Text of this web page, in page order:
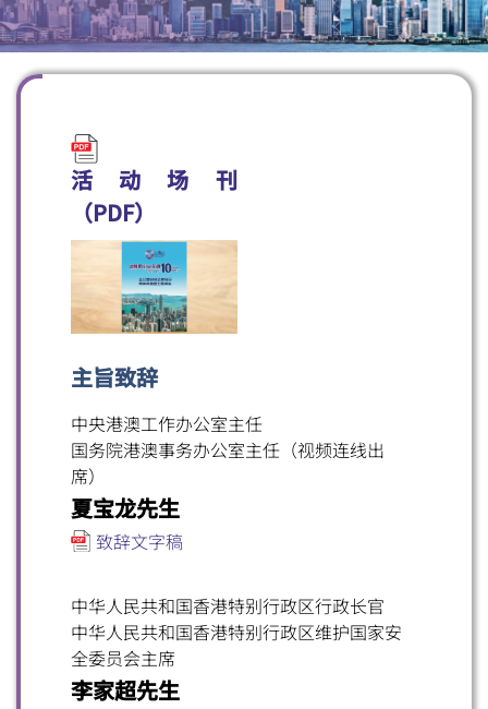
活动场刊
（PDF）
主旨致辞
中央港澳工作办公室主任
国务院港澳事务办公室主任（视频连线出
席）
夏宝龙先生
致辞文字稿
中华人民共和国香港特别行政区行政长官
中华人民共和国香港特别行政区维护国家安
全委员会主席
李家超先生
扫一扫关注我们的社交媒体，紧贴最新资讯！